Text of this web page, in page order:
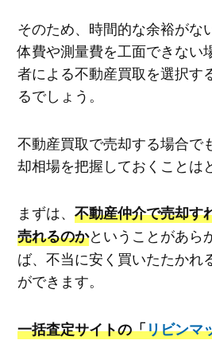
そのため、時間的な余裕がな
体費や測量費を工面できない
者による不動産買取を選択す
るでしょう。
不動産買取で売却する場合で
却相場を把握しておくことは
まずは、 不動産仲介で売却す
売れるのかということがあら
ば、不当に安く買いたたかれ
ができます。
一括査定サイトの「リビンマ